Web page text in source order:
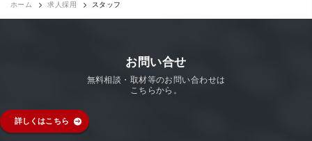
ホーム 求人採用 スタッフ
お問い合せ
無料相談・取材等のお問い合わせは
こちらから。
詳しくはこちら